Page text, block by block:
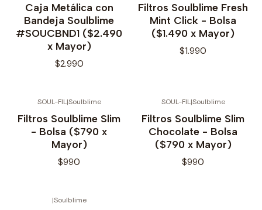
Caja Metálica con
Bandeja Soulblime
#SOUCBND1 ($2.490
x Mayor)
$2.990
Filtros Soulblime Fresh
Mint Click - Bolsa
($1.490 x Mayor)
$1.990
SOUL-FIL|Soulblime
Filtros Soulblime Slim
- Bolsa ($790 x
Mayor)
$990
SOUL-FIL|Soulblime
Filtros Soulblime Slim
Chocolate - Bolsa
($790 x Mayor)
$990
|Soulblime